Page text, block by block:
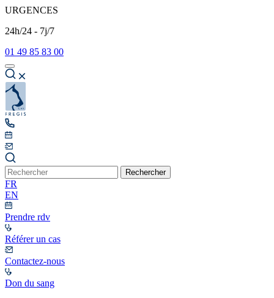
URGENCES
24h/24 - 7j/7
01 49 85 83 00
Rechercher
FR
EN
Prendre rdv
Référer un cas
Contactez-nous
Don du sang